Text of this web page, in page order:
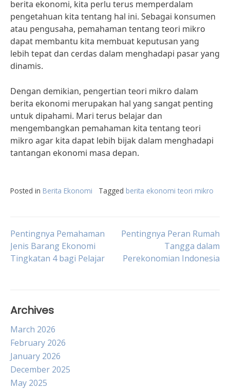
berita ekonomi, kita perlu terus memperdalam
pengetahuan kita tentang hal ini. Sebagai konsumen
atau pengusaha, pemahaman tentang teori mikro
dapat membantu kita membuat keputusan yang
lebih tepat dan cerdas dalam menghadapi pasar yang
dinamis.
Dengan demikian, pengertian teori mikro dalam
berita ekonomi merupakan hal yang sangat penting
untuk dipahami. Mari terus belajar dan
mengembangkan pemahaman kita tentang teori
mikro agar kita dapat lebih bijak dalam menghadapi
tantangan ekonomi masa depan.
Posted in Berita Ekonomi Tagged berita ekonomi teori mikro
Post
navigation
Pentingnya Pemahaman
Jenis Barang Ekonomi
Tingkatan 4 bagi Pelajar
Pentingnya Peran Rumah
Tangga dalam
Perekonomian Indonesia
Archives
March 2026
February 2026
January 2026
December 2025
May 2025